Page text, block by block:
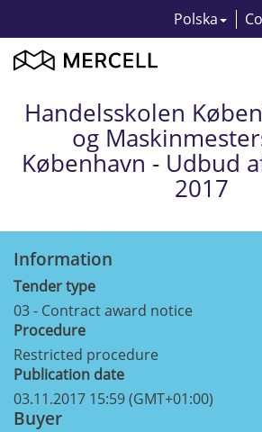
Polska
Handelsskolen
og
København - Udbud
2017
Information
Tender type
03 - Contract award notice
Procedure
Restricted procedure
Publication date
03.11.2017 15:59 (GMT+01:00)
Buyer